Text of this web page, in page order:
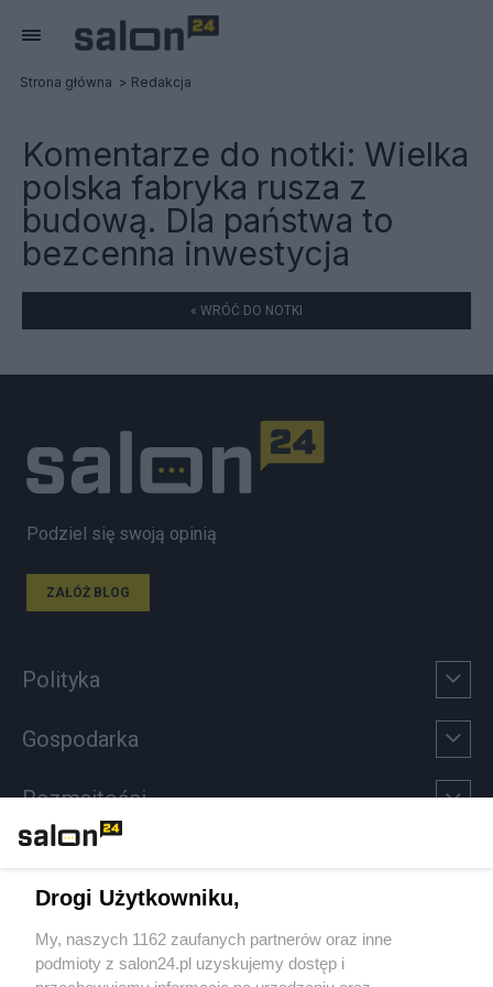
Strona główna Redakcja
Komentarze do notki: Wielka
polska fabryka rusza z
budową. Dla państwa to
bezcenna inwestycja
« WRÓĆ DO NOTKI
Podziel się swoją opinią
ZAŁÓŻ BLOG
Polityka
Gospodarka
Rozmaitości
Sport
Społeczeństwo
Drogi Użytkowniku,
My, naszych 1162 zaufanych partnerów oraz inne
podmioty z salon24.pl uzyskujemy dostęp i